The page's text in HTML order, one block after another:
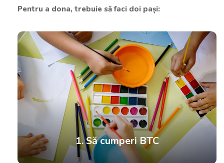
Pentru a dona, trebuie să faci doi pași:
1. Să cumperi BTC